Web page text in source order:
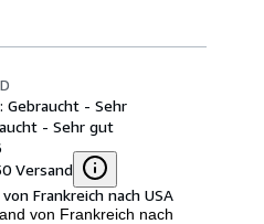
Gebraucht - Sehr
- Sehr gut
Versand
Frankreich nach USA
von Frankreich nach